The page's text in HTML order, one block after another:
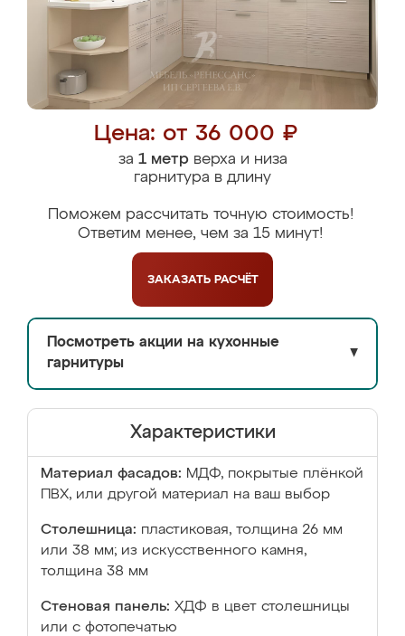
Цена: от 36 000 ₽
за 1 метрверха и низа
гарнитура в длину
Поможем рассчитать точную стоимость!
Ответим менее, чем за 15 минут!
ЗАКАЗАТЬ РАСЧЁТ
Посмотреть акции на кухонные
гарнитуры
▼
Характеристики
Материал фасадов: МДФ, покрытые плёнкой
ПВХ, или другой материал на ваш выбор
Столешница: пластиковая, толщина 26 мм
или 38 мм; из искусственного камня,
толщина 38 мм
Стеновая панель: ХДФ в цвет столешницы
или с фотопечатью